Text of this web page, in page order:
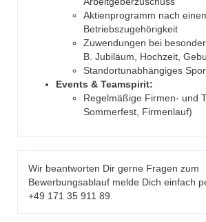
Aktienprogramm nach
Betriebszugehörigkeit
Zuwendungen bei
B. Jubiläum, Hochzeit,
Standortunabhängiges
Events & Teamspirit:
Regelmäßige Firmen- und
Sommerfest, Firmenlauf)
Wir beantworten Dir gerne Fragen zum
Bewerbungsablauf melde Dich einfach
+49 171 35 911 89.